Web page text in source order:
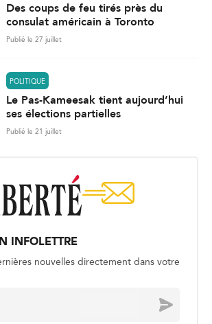
Des coups de feu tirés près du
consulat américain à Toronto
Publié le 27 juillet
POLITIQUE
Le Pas-Kameesak tient aujourd’hui
ses élections partielles
Publié le 21 juillet
INFOLETTRE
nouvelles directement dans votre
Envoyer